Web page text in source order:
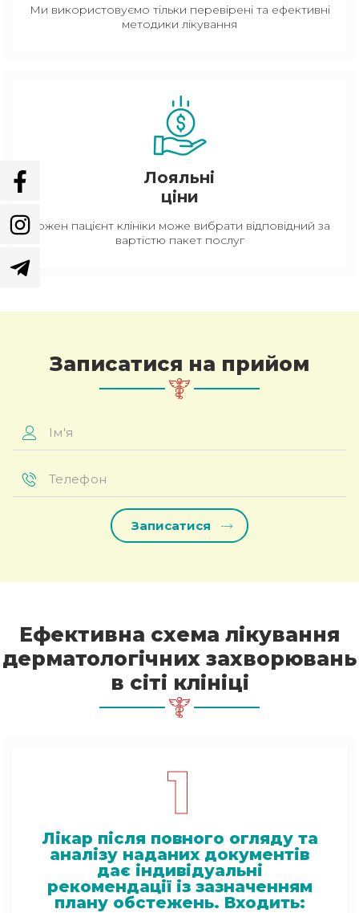
Ми використовуємо тільки перевірені та ефективні
методики лікування
Лояльні
ціни
Кожен пацієнт клініки може вибрати відповідний за
вартістю пакет послуг
Записатися на прийом
Ім'я
Телефон
Ефективна схема лікування
дерматологічних захворювань
в сіті клініці
1
Лікар після повного огляду та
аналізу наданих документів
даєіндивідуальні
рекомендації із зазначенням
плану обстежень. Входить: